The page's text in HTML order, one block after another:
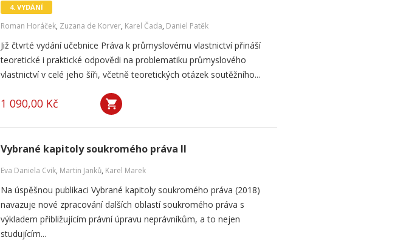
4. VYDÁNÍ
Roman Horáček, Zuzana de Korver, Karel Čada, Daniel Patěk
Již čtvrté vydání učebnice Práva k průmyslovému vlastnictví přináší
teoretické i praktické odpovědi na problematiku průmyslového
vlastnictví v celé jeho šíři, včetně teoretických otázek soutěžního...
1 090,00 Kč
Vybrané kapitoly soukromého práva II
Eva Daniela Cvik, Martin Janků, Karel Marek
Na úspěšnou publikaci Vybrané kapitoly soukromého práva (2018)
navazuje nové zpracování dalších oblastí soukromého práva s
výkladem přibližujícím právní úpravu neprávníkům, a to nejen
studujícím...